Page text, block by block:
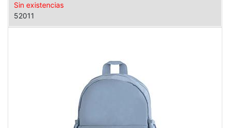
Sin existencias
52011